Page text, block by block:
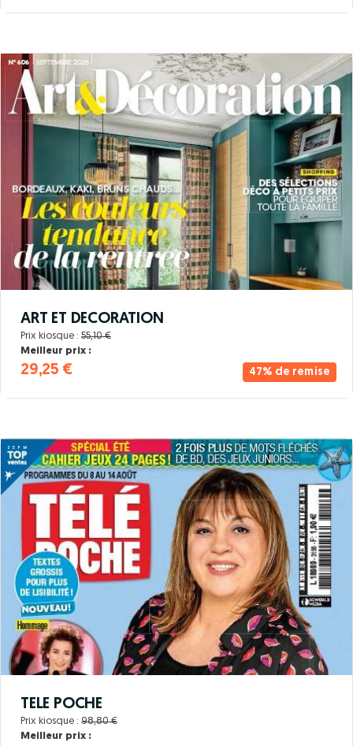
47% de remise
ART ET DECORATION
Prix kiosque : 55,10 €
Meilleur prix :
29,25 €
TELE POCHE
Prix kiosque : 98,80 €
Meilleur prix :